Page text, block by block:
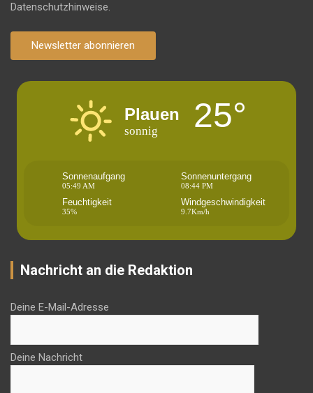
Datenschutzhinweise.
Newsletter abonnieren
Plauen
sonnig 25°
Sonnenaufgang
05:49 AM
Sonnenuntergang
08:44 PM
Feuchtigkeit
35%
Windgeschwindigkeit
9.7Km/h
Nachricht an die Redaktion
Deine E-Mail-Adresse
Deine Nachricht